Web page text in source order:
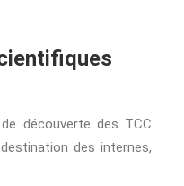
découverte des TCC
des internes,